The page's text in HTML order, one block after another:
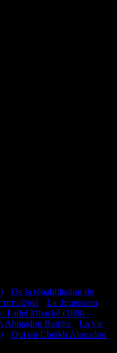
De la réhabilitation du
privilégié
La dimension
Fadel Mbacké (1888 -
Ahmadou Bamba
La vie
Qui est Cheikh Ahmadou